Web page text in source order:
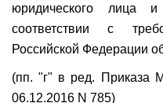
юридического лица
соответствии с
Российской Федерации
(пп. "г" в ред. Приказа
06.12.2016 N 785)